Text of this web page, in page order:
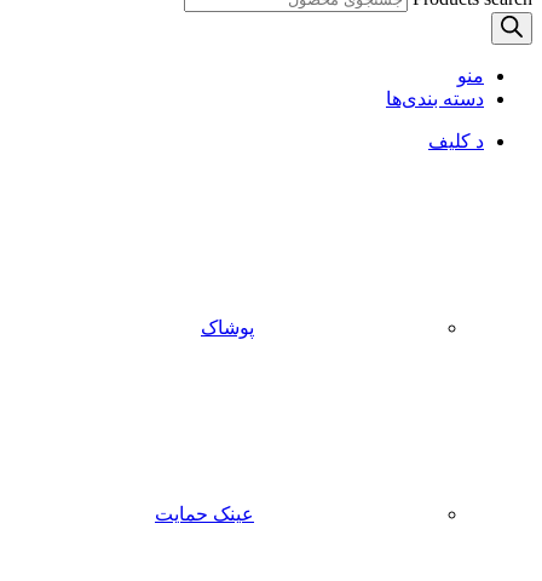
منو
دسته بندی‌ها
د کلیف
پوشاک
عینک حمایت